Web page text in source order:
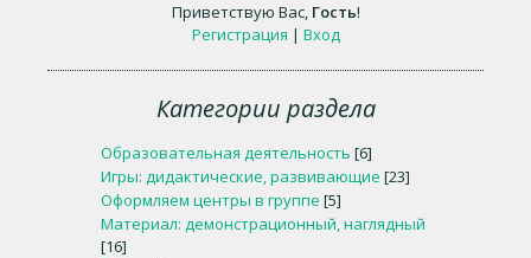
Приветствую Вас, Гость!
Регистрация | Вход
Категории раздела
Образовательная деятельность [6]
Игры: дидактические, развивающие [23]
Оформляем центры в группе [5]
Материал: демонстрационный, наглядный
[16]